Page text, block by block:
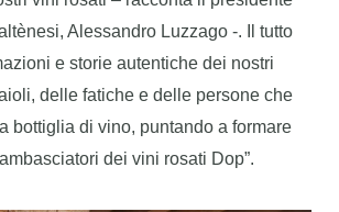
Alessandro Luzzago -. Il tutto
e storie autentiche dei nostri
delle fatiche e delle persone che
bottiglia di vino, puntando a formare
dei vini rosati Dop”.